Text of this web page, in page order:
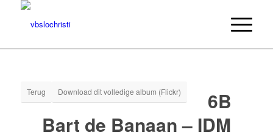
Terug Download dit volledige album (Flickr)
6B
Bart de Banaan – IDM